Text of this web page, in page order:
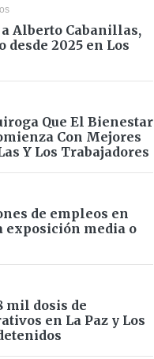
Alberto Cabanillas,
desde 2025 en Los
Que El Bienestar
Con Mejores
Y Los Trabajadores
de empleos en
exposición media o
mil dosis de
en La Paz y Los